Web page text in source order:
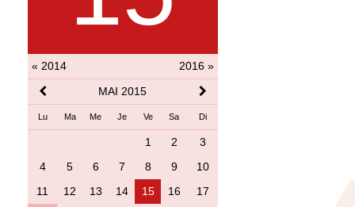
« 2014
2016 »
MAI 2015
Lu Ma Me Je Ve Sa Di
1 2
3
4
5 6 7 8 9
10
11
12 13 14 15 16
17